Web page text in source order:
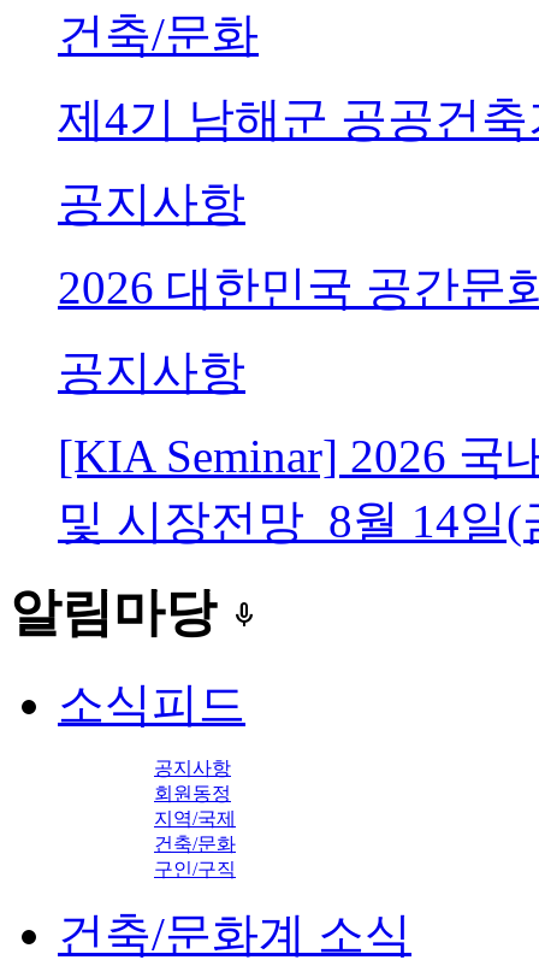
건축/문화
제4기 남해군 공공건
공지사항
2026 대한민국 공간문
공지사항
[KIA Seminar] 2026 국
및 시장전망_8월 14일(
알림마당 keyboard_voice
소식피드
공지사항
회원동정
지역/국제
건축/문화
구인/구직
건축/문화계 소식